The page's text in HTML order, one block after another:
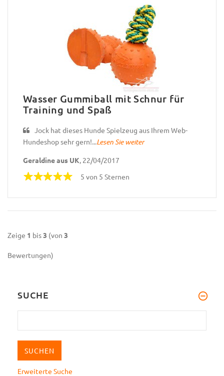
Wasser Gummiball mit Schnur für
Training und Spaß
Jock hat dieses Hunde Spielzeug aus Ihrem Web-
Hundeshop sehr gern!...Lesen Sie weiter
Geraldine aus UK , 22/04/2017
5 von 5 Sternen
Zeige 1 bis3 (von 3
Bewertungen)
SUCHE
Erweiterte Suche